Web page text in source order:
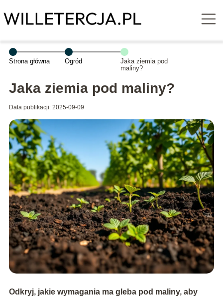
Strona główna Ogród
Jaka ziemia pod
maliny?
Jaka ziemia pod maliny?
Data publikacji: 2025-09-09
Odkryj, jakie wymagania ma gleba pod maliny, aby